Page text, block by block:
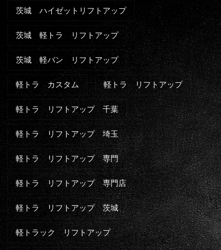
茨城 ハイゼットリフトアップ
茨城 軽トラ リフトアップ
茨城 軽バン リフトアップ
軽トラ カスタム 軽トラ リフトアップ
軽トラ リフトアップ 千葉
軽トラ リフトアップ 埼玉
軽トラ リフトアップ 専門
軽トラ リフトアップ 専門店
軽トラ リフトアップ 茨城
軽トラック リフトアップ